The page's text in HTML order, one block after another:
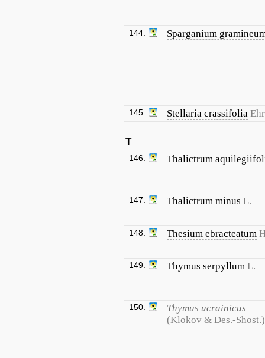
144. Sparganium
145. Stellaria crassifolia
T
146. Thalictrum
147. Thalictrum minus L.
148. Thesium ebracteatum
149. Thymus serpyllum L.
150.
Thymus ucrainicus
(Klokov & Des.-